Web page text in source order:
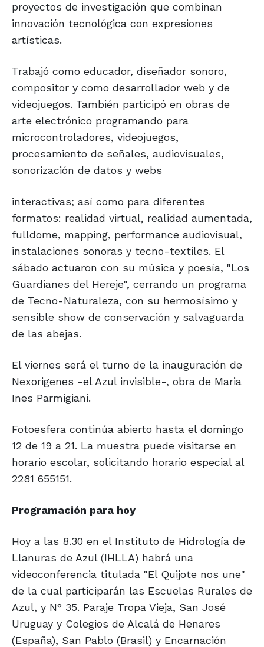
proyectos de investigación que combinan
innovación tecnológica con expresiones
artísticas.
Trabajó como educador, diseñador sonoro,
compositor y como desarrollador web y de
videojuegos. También participó en obras de
arte electrónico programando para
microcontroladores, videojuegos,
procesamiento de señales, audiovisuales,
sonorización de datos y webs
interactivas; así como para diferentes
formatos: realidad virtual, realidad aumentada,
fulldome, mapping, performance audiovisual,
instalaciones sonoras y tecno-textiles. El
sábado actuaron con su música y poesía, "Los
Guardianes del Hereje", cerrando un programa
de Tecno-Naturaleza, con su hermosísimo y
sensible show de conservación y salvaguarda
de las abejas.
El viernes será el turno de la inauguración de
Nexorigenes -el Azul invisible-, obra de Maria
Ines Parmigiani.
Fotoesfera continúa abierto hasta el domingo
12 de 19 a 21. La muestra puede visitarse en
horario escolar, solicitando horario especial al
2281 655151.
Programación para hoy
Hoy a las 8.30 en el Instituto de Hidrología de
Llanuras de Azul (IHLLA) habrá una
videoconferencia titulada "El Quijote nos une"
de la cual participarán las Escuelas Rurales de
Azul, y N° 35. Paraje Tropa Vieja, San José
Uruguay y Colegios de Alcalá de Henares
(España), San Pablo (Brasil) y Encarnación